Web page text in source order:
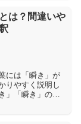
は？間違いや
には「瞬き」が
りやすく説明し
」「瞬き」の正